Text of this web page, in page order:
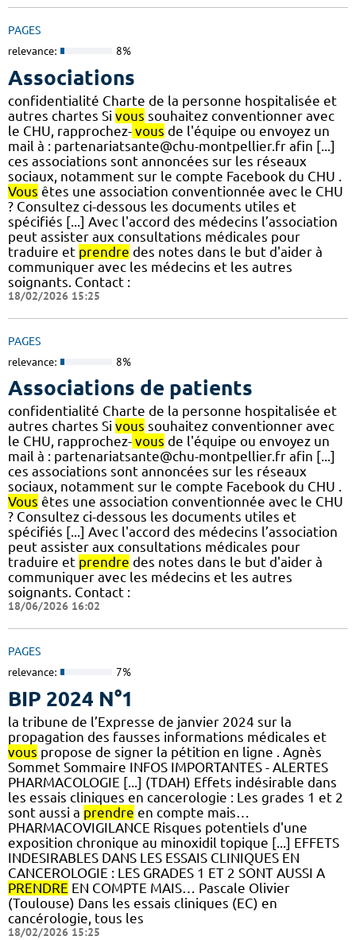
PAGES
relevance: 8%
Associations
confidentialité Charte de la personne hospitalisée et
autres chartes Si vous souhaitez conventionner avec
le CHU, rapprochez- vous de l'équipe ou envoyez un
mail à : partenariatsante@chu-montpellier.fr afin [...]
ces associations sont annoncées sur les réseaux
sociaux, notamment sur le compte Facebook du CHU .
Vous êtes une association conventionnée avec le CHU
? Consultez ci-dessous les documents utiles et
spécifiés [...] Avec l'accord des médecins l’association
peut assister aux consultations médicales pour
traduire et prendre des notes dans le but d'aider à
communiquer avec les médecins et les autres
soignants. Contact :
18/02/2026 15:25
PAGES
relevance: 8%
Associations de patients
confidentialité Charte de la personne hospitalisée et
autres chartes Si vous souhaitez conventionner avec
le CHU, rapprochez- vous de l'équipe ou envoyez un
mail à : partenariatsante@chu-montpellier.fr afin [...]
ces associations sont annoncées sur les réseaux
sociaux, notamment sur le compte Facebook du CHU .
Vous êtes une association conventionnée avec le CHU
? Consultez ci-dessous les documents utiles et
spécifiés [...] Avec l'accord des médecins l’association
peut assister aux consultations médicales pour
traduire et prendre des notes dans le but d'aider à
communiquer avec les médecins et les autres
soignants. Contact :
18/06/2026 16:02
PAGES
relevance: 7%
BIP 2024 N°1
la tribune de l’Expresse de janvier 2024 sur la
propagation des fausses informations médicales et
vous propose de signer la pétition en ligne . Agnès
Sommet Sommaire INFOS IMPORTANTES - ALERTES
PHARMACOLOGIE [...] (TDAH) Effets indésirable dans
les essais cliniques en cancerologie : Les grades 1 et 2
sont aussi a prendre en compte mais…
PHARMACOVIGILANCE Risques potentiels d'une
exposition chronique au minoxidil topique [...] EFFETS
INDESIRABLES DANS LES ESSAIS CLINIQUES EN
CANCEROLOGIE : LES GRADES 1 ET 2 SONT AUSSI A
PRENDRE EN COMPTE MAIS… Pascale Olivier
(Toulouse) Dans les essais cliniques (EC) en
cancérologie, tous les
18/02/2026 15:25